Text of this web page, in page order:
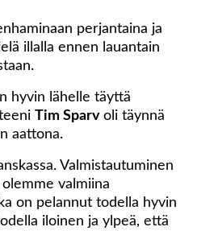
perjantaina ja
illalla ennen lauantain
hyvin lähelle täyttä
Tim Sparv oli täynnä
aattona.
Valmistautuminen
valmiina
on pelannut todella hyvin
iloinen ja ylpeä, että